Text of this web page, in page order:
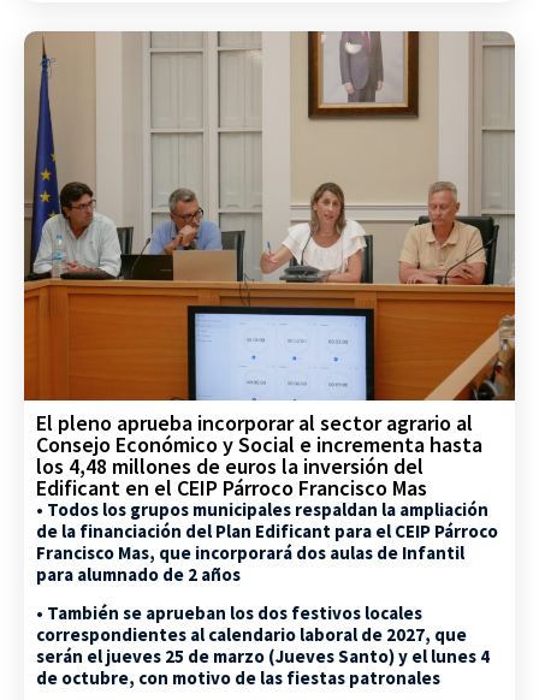
El pleno aprueba incorporar al sector agrario al
Consejo Económico y Social e incrementa hasta
los 4,48 millones de euros la inversión del
Edificant en el CEIP Párroco Francisco Mas
• Todos los grupos municipales respaldan la ampliación
de la financiación del Plan Edificant para el CEIP Párroco
Francisco Mas, que incorporará dos aulas de Infantil
para alumnado de 2 años
• También se aprueban los dos festivos locales
correspondientes al calendario laboral de 2027, que
serán el jueves 25 de marzo (Jueves Santo) y el lunes 4
de octubre, con motivo de las fiestas patronales